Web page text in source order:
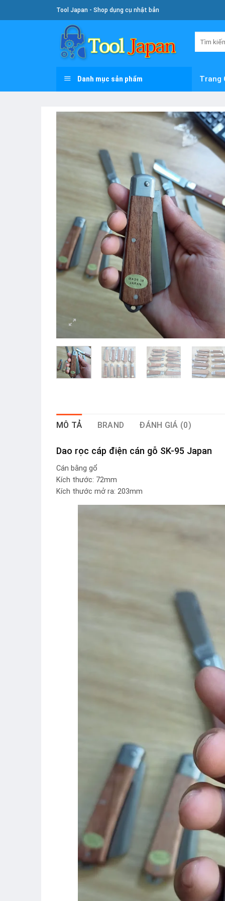
To
Tool Japan - Shop dụng cụ nhật bản
Danh mục sản phẩm Trang
MÔ TẢ BRAND ĐÁNH GIÁ (0)
Dao rọc cáp điện cán gỗ SK-95 Japan
Cán bằng gổ
Kích thước: 72mm
Kích thước mở ra: 203mm